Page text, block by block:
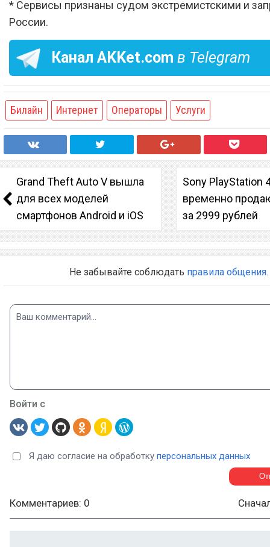
* Сервисы признаны судом экстремистскими и
России.
Канал AKKet.com в Telegram
Билайн Интернет Операторы Услуги
Grand Theft Auto V вышла
для всех моделей
смартфонов Android и iOS
Sony PlayStation
временно
за 2999 рублей
Не забывайте соблюдать правила общения.
Войти с
Я даю согласие на обработку персональных данных
Комментариев: 0